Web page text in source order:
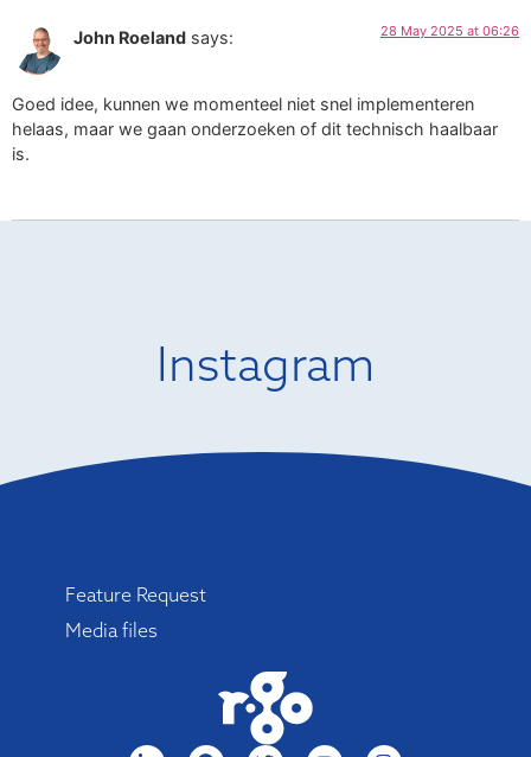
John Roeland says: 28 May 2025 at 06:26
Goed idee, kunnen we momenteel niet snel implementeren
helaas, maar we gaan onderzoeken of dit technisch haalbaar
is.
Instagram
Feature Request
Media files